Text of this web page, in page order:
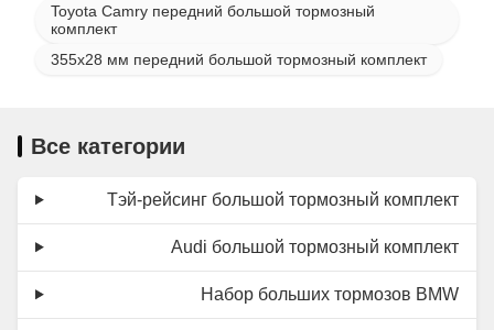
Toyota Camry передний большой тормозный
комплект
355x28 мм передний большой тормозный комплект
Все категории
Тэй-рейсинг большой тормозный комплект
Audi большой тормозный комплект
Набор больших тормозов BMW